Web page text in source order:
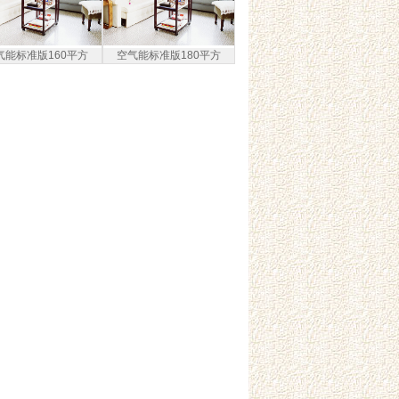
能标准版160平方 空气能标准版180平方